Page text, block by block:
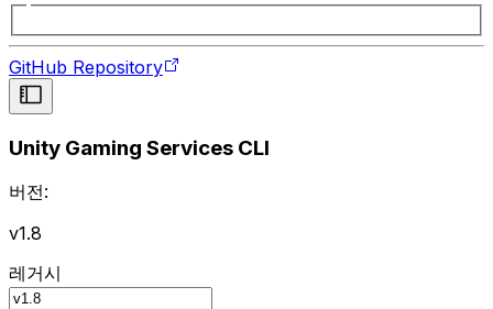
GitHub Repository
Unity Gaming Services CLI
버전:
v1.8
레거시